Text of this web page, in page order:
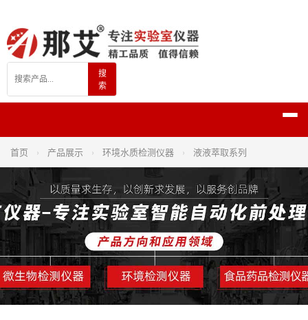
搜
索
首页 › 产品展示 › 环境水质检测仪器 › 液液萃取系列